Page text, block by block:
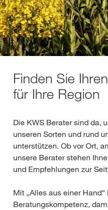
Finden Sie Ihren
für Ihre Region
Die KWS Berater sind da,
unseren Sorten und rund
unterstützen. Ob vor Ort,
unsere Berater stehen
und Empfehlungen zur
Mit „Alles aus einer
Beratungskompetenz,